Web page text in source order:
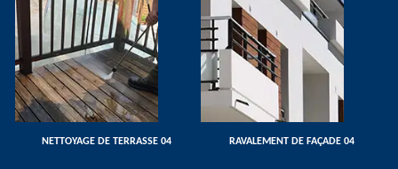
NETTOYAGE DE TERRASSE 04 RAVALEMENT DE FAÇADE 04